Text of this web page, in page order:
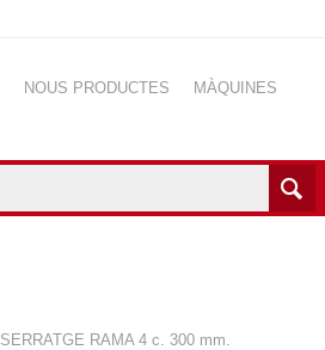
NOUS PRODUCTES MÀQUINES
SERRATGE RAMA 4 c. 300 mm.